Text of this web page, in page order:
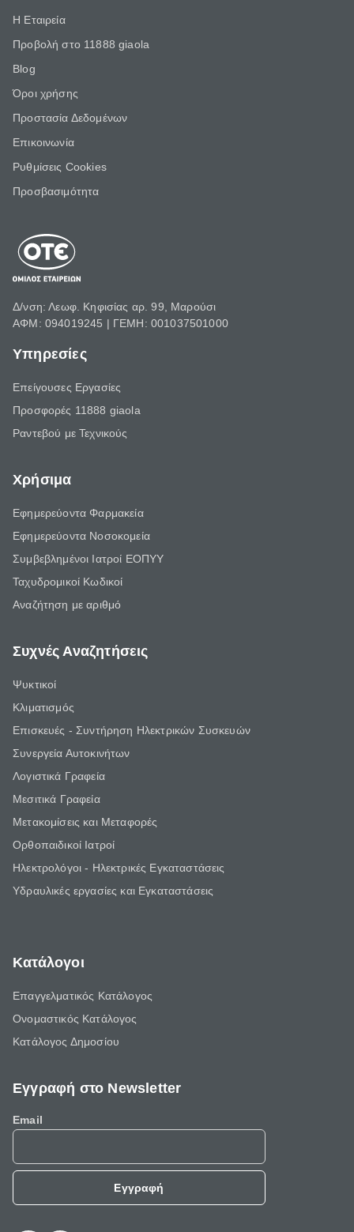
Η Εταιρεία
Προβολή στο 11888 giaola
Blog
Όροι χρήσης
Προστασία Δεδομένων
Επικοινωνία
Ρυθμίσεις Cookies
Προσβασιμότητα
Δ/νση: Λεωφ. Κηφισίας αρ. 99, Μαρούσι
ΑΦΜ: 094019245 | ΓΕΜΗ: 001037501000
Υπηρεσίες
Επείγουσες Εργασίες
Προσφορές 11888 giaola
Ραντεβού με Τεχνικούς
Χρήσιμα
Εφημερεύοντα Φαρμακεία
Εφημερεύοντα Νοσοκομεία
Συμβεβλημένοι Ιατροί ΕΟΠΥΥ
Ταχυδρομικοί Κωδικοί
Αναζήτηση με αριθμό
Συχνές Αναζητήσεις
Ψυκτικοί
Κλιματισμός
Επισκευές - Συντήρηση Ηλεκτρικών Συσκευών
Συνεργεία Αυτοκινήτων
Λογιστικά Γραφεία
Μεσιτικά Γραφεία
Μετακομίσεις και Μεταφορές
Ορθοπαιδικοί Ιατροί
Ηλεκτρολόγοι - Ηλεκτρικές Εγκαταστάσεις
Υδραυλικές εργασίες και Εγκαταστάσεις
Κατάλογοι
Επαγγελματικός Κατάλογος
Ονομαστικός Κατάλογος
Κατάλογος Δημοσίου
Εγγραφή στο Newsletter
Email
Εγγραφή